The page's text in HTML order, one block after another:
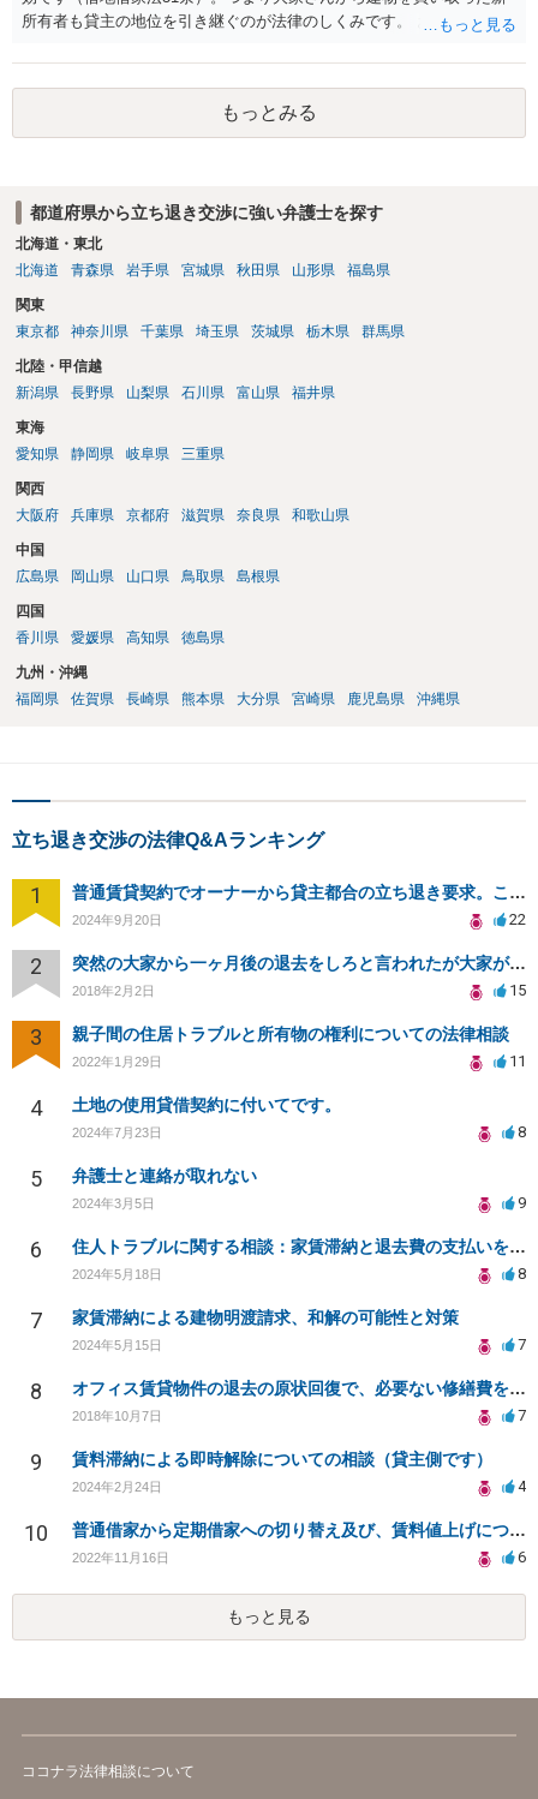
所有者も貸主の地位を引き継ぐのが法律のしくみです。 おそらくは、
が納得いくものであれば応じても良いですが、納得できなければ断る
（家賃を支払い居住を続ける）のが良いでしょう。
もっとみる
都道府県から立ち退き交渉に強い弁護士を探す
北海道・東北
北海道
青森県 岩手県 宮城県 秋田県 山形県 福島県
関東
東京都
神奈川県 千葉県 埼玉県 茨城県 栃木県 群馬県
北陸・甲信越
新潟県
長野県 山梨県 石川県 富山県 福井県
東海
愛知県
静岡県 岐阜県 三重県
関西
大阪府
兵庫県 京都府 滋賀県 奈良県 和歌山県
中国
広島県
岡山県 山口県 鳥取県 島根県
四国
香川県
愛媛県 高知県 徳島県
九州・沖縄
福岡県
佐賀県 長崎県 熊本県 大分県 宮崎県 鹿児島県 沖縄県
立ち退き交渉の法律Q&Aランキング
1 普通賃貸契約でオーナーから貸主都合の立ち退き要求。このまま住み続けるには？
2024年9月20日 22
2 突然の大家から一ヶ月後の退去をしろと言われたが大家が損害請求に応じない
2018年2月2日 15
3 親子間の住居トラブルと所有物の権利についての法律相談
2022年1月29日 11
4 土地の使用貸借契約に付いてです。
2024年7月23日 8
5 弁護士と連絡が取れない
2024年3月5日 9
6 住人トラブルに関する相談：家賃滞納と退去費の支払いを拒否され、管理鍵の横領も発生
2024年5月18日 8
7 家賃滞納による建物明渡請求、和解の可能性と対策
2024年5月15日 7
8 オフィス賃貸物件の退去の原状回復で、必要ない修繕費を請求されている
2018年10月7日 7
9 賃料滞納による即時解除についての相談（貸主側です）
2024年2月24日 4
10 普通借家から定期借家への切り替え及び、賃料値上げについて
2022年11月16日 6
もっと見る
ココナラ法律相談について